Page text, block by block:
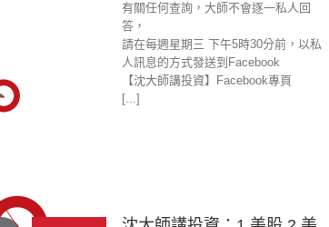
有關任何查詢，大師不會逐一私人回
答，
請在每週星期三 下午5時30分前，以私
人訊息的方式發送到Facebook
【沈大師講投資】Facebook專頁
[...]